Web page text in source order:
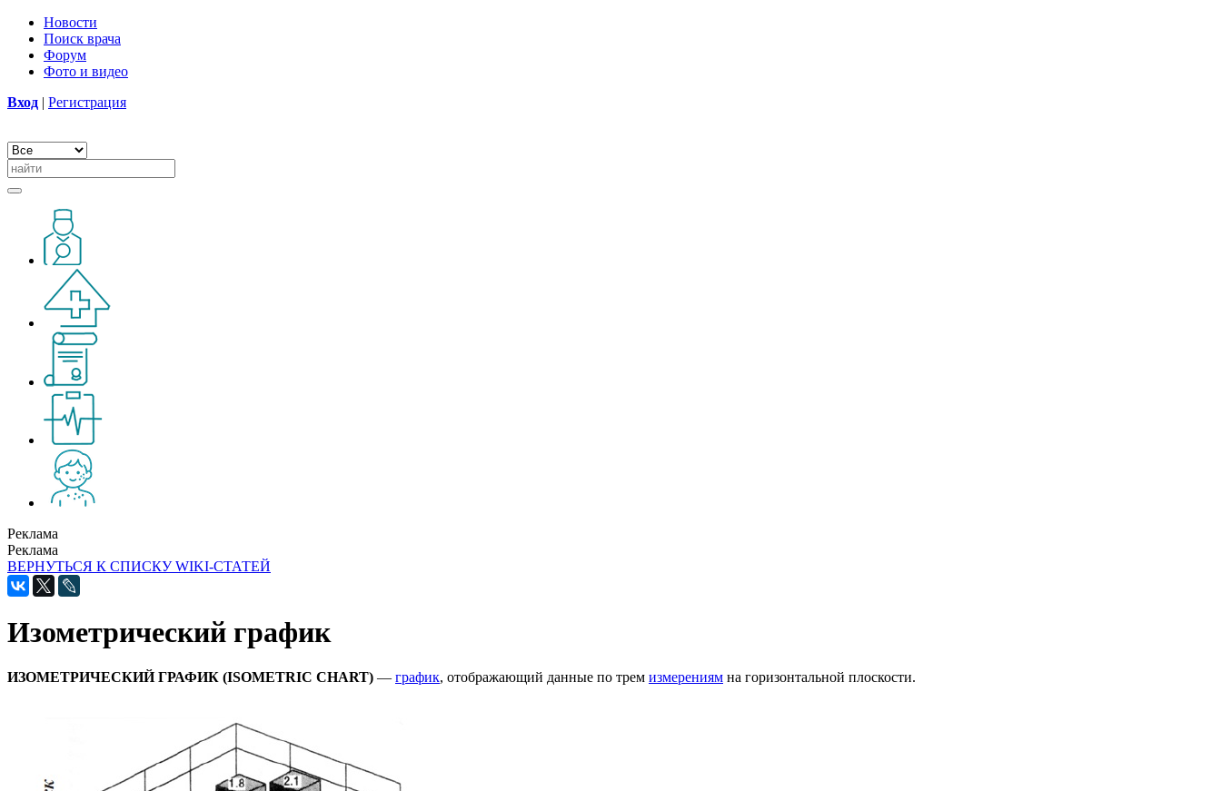
Новости
Поиск врача
Форум
Фото и видео
Вход | Регистрация
Реклама
Реклама
ВЕРНУТЬСЯ К СПИСКУ WIKI-СТАТЕЙ
Изометрический график
ИЗОМЕТРИЧЕСКИЙ ГРАФИК (ISOMETRIC CHART) — график, отображающий данные по трем измерениям на горизонтальной плоскости.